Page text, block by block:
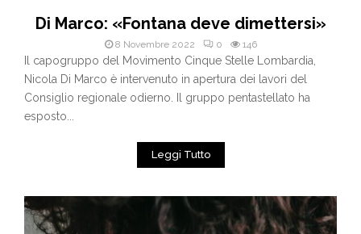
Di Marco: «Fontana deve dimettersi»
8 Novembre 2022 0 146
Il capogruppo del Movimento Cinque Stelle Lombardia,
Nicola Di Marco è intervenuto in apertura dei lavori del
Consiglio regionale odierno. Il gruppo pentastellato ha
esposto...
Leggi Tutto